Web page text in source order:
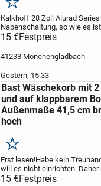
Merken
Kalkhoff 28 Zoll Alurad Series
Nabenschaltung, so wie es
Federgabel funktioniert,
gehen, Verkauf von privat unter
Ausschluss jeglicher
15 €Festpreis
41238 Mönchengladbach
Gestern, 15:33
Bast Wäschekorb mit
und auf klappbarem
Außenmaße 41,5 cm
hoch
Merken
Erst lesen!Habe kein
will es nicht einrichten. Daher
Barzahlung bei Abholung.
15 €Festpreis